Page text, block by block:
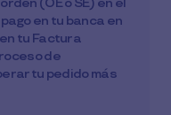
(OE o SE) en el
en tu banca en
tu Factura
de
tu pedido más